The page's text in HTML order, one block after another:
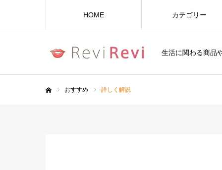
生活に関わる商品
HOME カテゴリー
おすすめ 詳しく解説